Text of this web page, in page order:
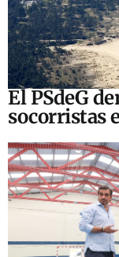
El PSdeG
socorristas